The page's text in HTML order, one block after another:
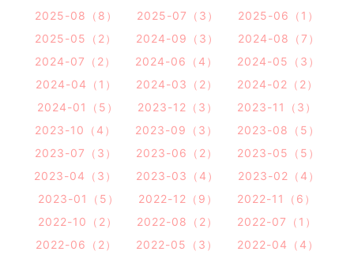
2025-08（8）
2025-07（3）
2025-06（1）
2025-05（2）
2024-09（3）
2024-08（7）
2024-07（2）
2024-06（4）
2024-05（3）
2024-04（1）
2024-03（2）
2024-02（2）
2024-01（5）
2023-12（3）
2023-11（3）
2023-10（4）
2023-09（3）
2023-08（5）
2023-07（3）
2023-06（2）
2023-05（5）
2023-04（3）
2023-03（4）
2023-02（4）
2023-01（5）
2022-12（9）
2022-11（6）
2022-10（2）
2022-08（2）
2022-07（1）
2022-06（2）
2022-05（3）
2022-04（4）